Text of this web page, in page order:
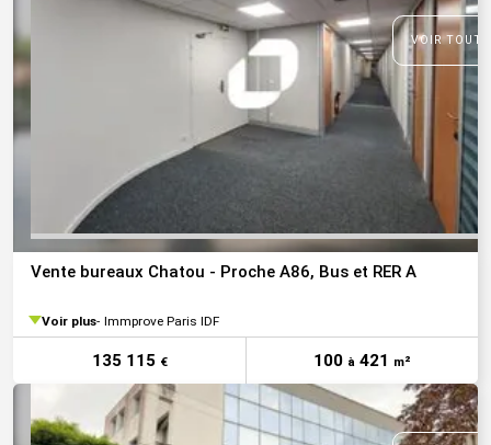
VOIR
Vente bureaux Chatou - Proche A86, Bus et RER A
Voir plus Immprove Paris IDF
135 115 € 100 à 421 m²